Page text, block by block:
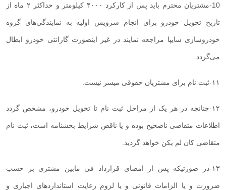
10
- مشتریان محترم باید پس از کارکرد ۴۰۰۰ کیلومتر و حداکثر ۲ ماه از
تاریخ تحویل خودرو برای انجام سرویس اولیه به نمایندگی‌های گروه
خودروسازی سایپا مراجعه نمایند در غیر اینصورت گارانتی خودرو ابطال
می‌گردد
۱۱-ثبت نام برای مشتریان حقوقی میسر نیست
۱۲-چنانچه در هر یک از مراحل ثبت نام تا تحویل خودرو، مشخص گردد
اطلاعات متقاضی ناصحیح بوده و یا ناقض شرایط بخشنامه است، ثبت نام
متقاضی کان لم یکن خواهد گردید
۱۳-در صورتیکه پس از امضای قرارداد فی مابین مشتری بر حسب
ضرورت و یا الزامات قانونی و یا لزوم رعایت استاندارد‌های اجباری و